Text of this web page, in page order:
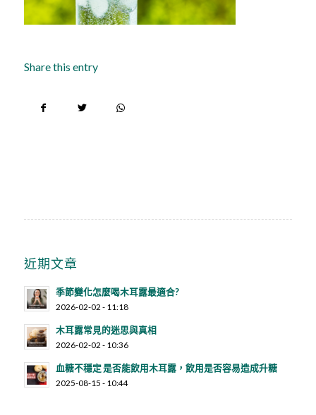
Share this entry
近期文章
季節變化怎麼喝木耳露最適合?
2026-02-02 - 11:18
木耳露常見的迷思與真相
2026-02-02 - 10:36
血糖不穩定 是否能飲用木耳露，飲用是否容易造成升糖
2025-08-15 - 10:44